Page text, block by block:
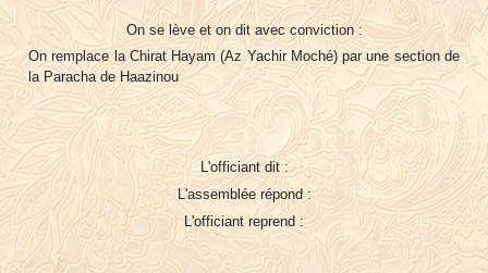
On se lève et on dit avec conviction :
On remplace la Chirat Hayam (Az Yachir Moché) par une section de
la Paracha de Haazinou
L'officiant dit :
L'assemblée répond :
L'officiant reprend :